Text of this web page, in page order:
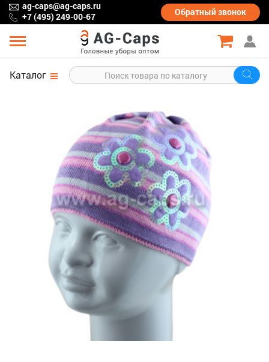
ag-caps@ag-caps.ru
+7 (495) 249-00-67
Обратныйзвонок
Каталог